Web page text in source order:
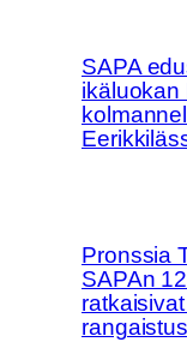
SAPA
ikäluokan
Pronssia
SAPAn